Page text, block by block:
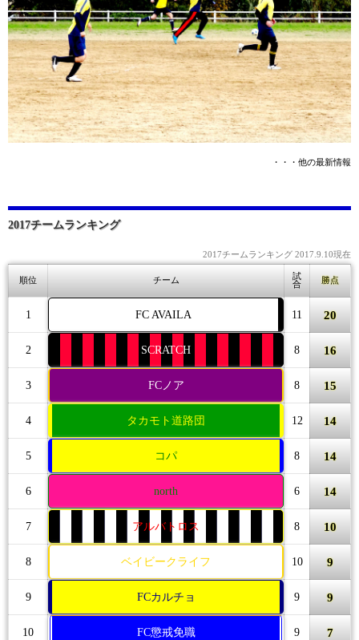
・・・他の最新情報
2017チームランキング
2017チームランキング 2017.9.10現在
順位 チーム
試
合
勝点
1 FC AVAILA 11 20
2 SCRATCH 8 16
3 FCノア 8 15
4 タカモト道路団 12 14
5 コパ 8 14
6 north 6 14
7 アルバトロス 8 10
8 ベイビークライフ 10 9
9 FCカルチョ 9 9
10 FC懲戒免職 9 7